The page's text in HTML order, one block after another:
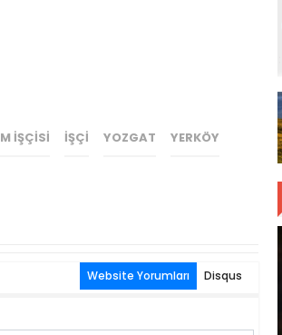
IŞÇISI IŞÇI YOZGAT YERKÖY
Website Yorumları Disqus